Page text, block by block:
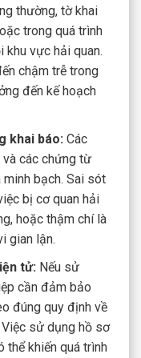
thường, tờ khai
trong quá trình
khu vực hải quan.
chậm trễ trong
đến kế hoạch
khai báo: Các
các chứng từ
minh bạch. Sai sót
bị cơ quan hải
hoặc thậm chí là
gian lận.
tử: Nếu sử
cần đảm bảo
đúng quy định về
sử dụng hồ sơ
thể khiến quá trình